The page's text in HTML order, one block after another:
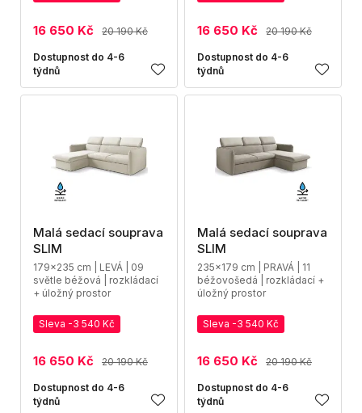
16 650 Kč 20 190 Kč
Dostupnost do 4-6
týdnů
16 650 Kč 20 190 Kč
Dostupnost do 4-6
týdnů
Malá sedací souprava
SLIM
179x235 cm | LEVÁ | 09
světle béžová | rozkládací
+ úložný prostor
Sleva -3 540 Kč
16 650 Kč 20 190 Kč
Dostupnost do 4-6
týdnů
Malá sedací souprava
SLIM
235x179 cm | PRAVÁ | 11
béžovošedá | rozkládací +
úložný prostor
Sleva -3 540 Kč
16 650 Kč 20 190 Kč
Dostupnost do 4-6
týdnů